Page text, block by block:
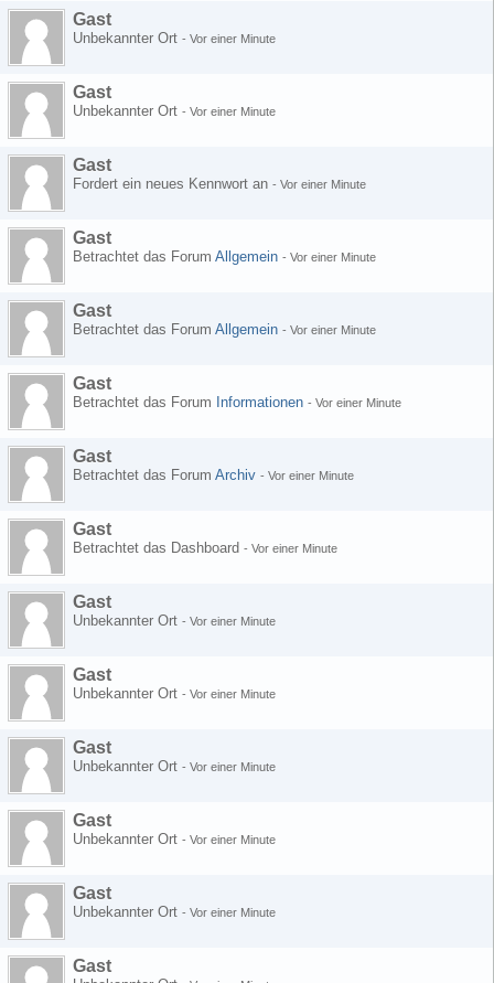
Gast
Unbekannter Ort - Vor einer Minute
Gast
Unbekannter Ort - Vor einer Minute
Gast
Fordert ein neues Kennwort an - Vor einer Minute
Gast
Betrachtet das Forum Allgemein - Vor einer Minute
Gast
Betrachtet das Forum Allgemein - Vor einer Minute
Gast
Betrachtet das Forum Informationen - Vor einer Minute
Gast
Betrachtet das Forum Archiv - Vor einer Minute
Gast
Betrachtet das Dashboard - Vor einer Minute
Gast
Unbekannter Ort - Vor einer Minute
Gast
Unbekannter Ort - Vor einer Minute
Gast
Unbekannter Ort - Vor einer Minute
Gast
Unbekannter Ort - Vor einer Minute
Gast
Unbekannter Ort - Vor einer Minute
Gast